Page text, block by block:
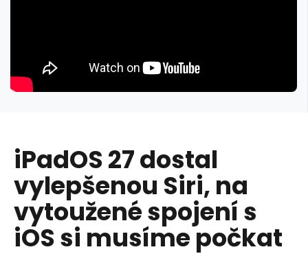
iPadOS 27 dostal
vylepšenou Siri, na
vytoužené spojení s
iOS si musíme počkat